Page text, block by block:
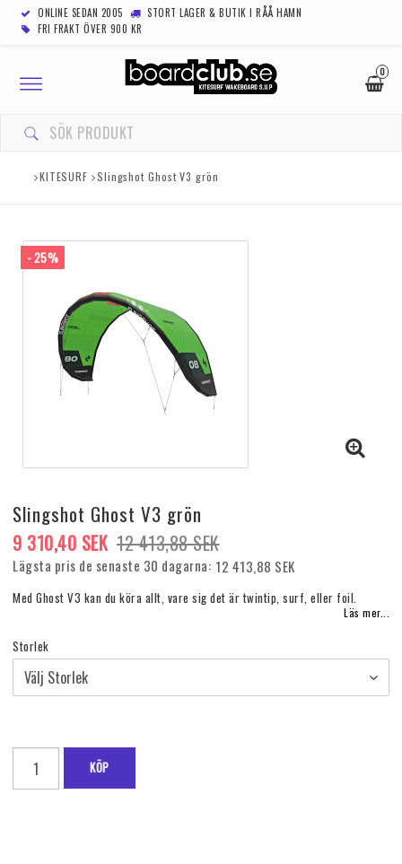
ONLINE SEDAN 2005
STORT LAGER & BUTIK I RÅÅ HAMN
FRI FRAKT ÖVER 900 KR
0
Toggle
navigation
KITESURF Slingshot Ghost V3 grön
- 25%
Slingshot Ghost V3 grön
12 413,88 SEK
9 310,40 SEK
Lägsta pris de senaste 30 dagarna 12 413,88 SEK
Med Ghost V3 kan du köra allt, vare sig det är twintip, surf, eller foil.
Läs mer...
Storlek
KÖP